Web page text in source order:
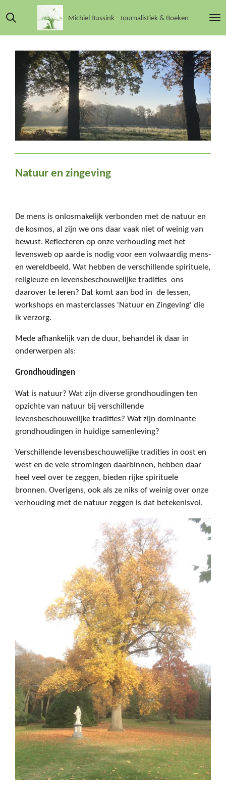
Ga
direct
naar
hoofdinhoud
Michiel Bussink - Journalistiek & Boeken
Natuur en zingeving
De mens is onlosmakelijk verbonden met de natuur en
de kosmos, al zijn we ons daar vaak niet of weinig van
bewust. Reflecteren op onze verhouding met het
levensweb op aarde is nodig voor een volwaardig mens-
en wereldbeeld. Wat hebben de verschillende spirituele,
religieuze en levensbeschouwelijke tradities ons
daarover te leren? Dat komt aan bod in de lessen,
workshops en masterclasses 'Natuur en Zingeving' die
ik verzorg.
Mede afhankelijk van de duur, behandel ik daar in
onderwerpen als:
Grondhoudingen
Wat is natuur? Wat zijn diverse grondhoudingen ten
opzichte van natuur bij verschillende
levensbeschouwelijke tradities? Wat zijn dominante
grondhoudingen in huidige samenleving?
Verschillende levensbeschouwelijke tradities in oost en
west en de vele stromingen daarbinnen, hebben daar
heel veel over te zeggen, bieden rijke spirituele
bronnen. Overigens, ook als ze niks of weinig over onze
verhouding met de natuur zeggen is dat betekenisvol.